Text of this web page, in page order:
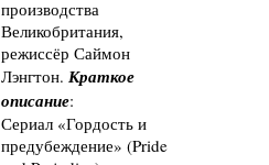
производства
Великобритания,
режиссёр Саймон
Лэнгтон. Краткое
описание:
Сериал «Гордость и
предубеждение» (Pride